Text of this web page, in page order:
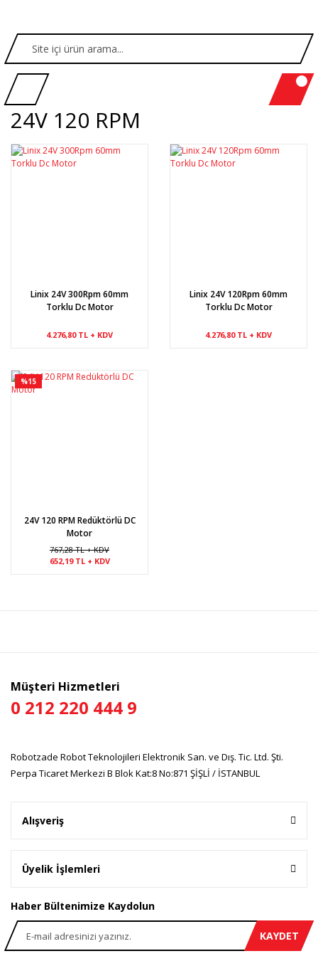
24V 120 RPM
Linix 24V 300Rpm 60mm
Torklu Dc Motor
4.276,80 TL + KDV
Linix 24V 120Rpm 60mm
Torklu Dc Motor
4.276,80 TL + KDV
%15
24V 120 RPM Redüktörlü DC
Motor
767,28 TL + KDV
652,19 TL + KDV
Müşteri Hizmetleri
0 212 220 444 9
Robotzade Robot Teknolojileri Elektronik San. ve Dış. Tic. Ltd. Şti.
Perpa Ticaret Merkezi B Blok Kat:8 No:871 ŞİŞLİ / İSTANBUL
Alışveriş
Üyelik İşlemleri
Haber Bültenimize Kaydolun
KAYDET